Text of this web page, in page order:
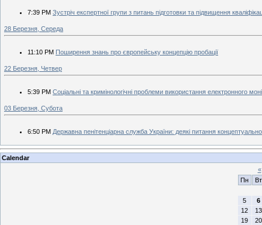
7:39 PM Зустріч експертної групи з питань підготовки та підвищення
28 Березня, Середа
11:10 PM Поширення знань про європейську концепцію пробації
22 Березня, Четвер
5:39 PM Соціальні та кримінологічні проблеми використання електронного
03 Березня, Субота
6:50 PM Державна пенітенціарна служба України: деякі питання
Calendar
«
Пн
Вт
5
6
12
13
19
20